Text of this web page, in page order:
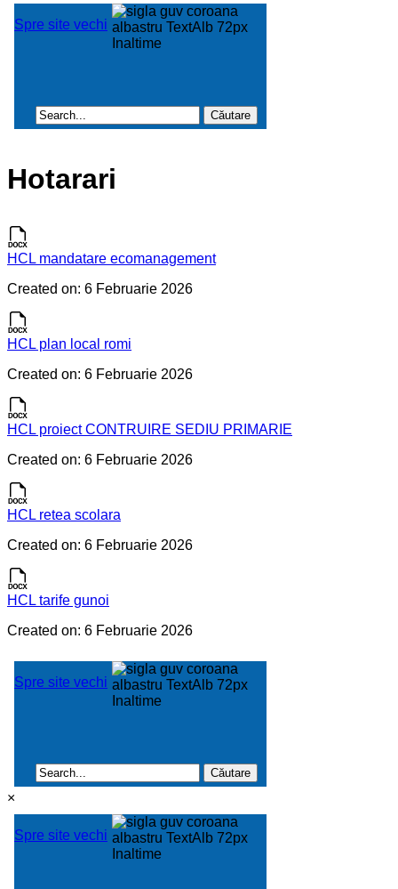
Hotarari
HCL mandatare ecomanagement
Created on: 6 Februarie 2026
HCL plan local romi
Created on: 6 Februarie 2026
HCL proiect CONTRUIRE SEDIU PRIMARIE
Created on: 6 Februarie 2026
HCL retea scolara
Created on: 6 Februarie 2026
HCL tarife gunoi
Created on: 6 Februarie 2026
×